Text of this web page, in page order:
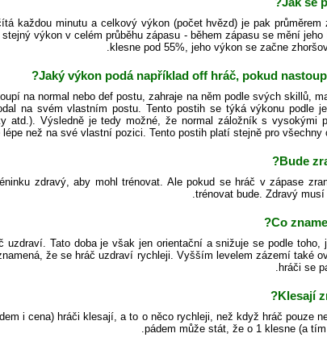
každou minutu a celkový výkon (počet hvězd) je pak
výkon v celém průběhu zápasu - během zápasu se mění
klesne pod 55%, jeho výkon se začne
Jaký výkon podá například off hráč, pokud
na normal nebo def postu, zahraje na něm podle svých skillů,
na svém vlastním postu. Tento postih se týká výkonu podle
atd.). Výsledně je tedy možné, že normal záložník s vysokými
lépe než na své vlastní pozici. Tento postih platí stejně pro všechny
Bude
zdravý, aby mohl trénovat. Ale pokud se hráč v zápase
trénovat bude. Zdravý
Co
uzdraví. Tato doba je však jen orientační a snižuje se podle
že se hráč uzdraví rychleji. Vyšším levelem zázemí také
hráči se
Klesají
i cena) hráči klesají, a to o něco rychleji, než když hráč pouze
pádem může stát, že o 1 klesne (a